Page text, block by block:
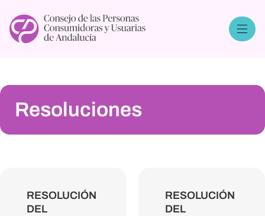
Resoluciones
RESOLUCIÓN
DEL
RESOLUCIÓN
DEL